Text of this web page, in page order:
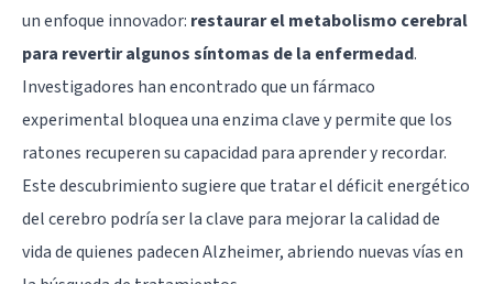
un enfoque innovador: restaurar el metabolismo cerebral
para revertir algunos síntomas de la enfermedad.
Investigadores han encontrado que un fármaco
experimental bloquea una enzima clave y permite que los
ratones recuperen su capacidad para aprender y recordar.
Este descubrimiento sugiere que tratar el déficit energético
del cerebro podría ser la clave para mejorar la calidad de
vida de quienes padecen Alzheimer, abriendo nuevas vías en